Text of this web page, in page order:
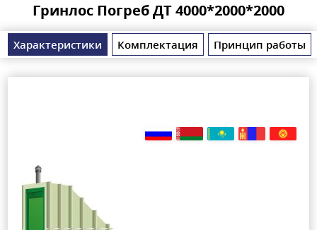
Гринлос Погреб ДТ 4000*2000*2000
Характеристики Комплектация Принцип работы